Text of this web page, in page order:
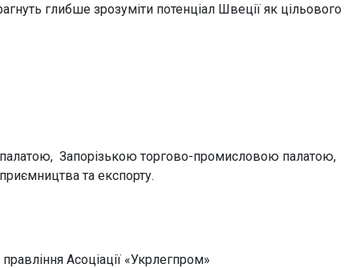
глибше зрозуміти потенціал Швеції як цільового
Запорізькою торгово-промисловою палатою,
та експорту.
Асоціації «Укрлегпром»